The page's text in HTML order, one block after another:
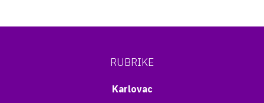
RUBRIKE
Karlovac